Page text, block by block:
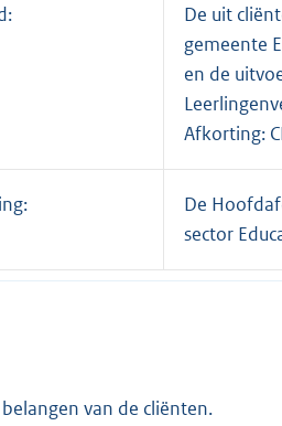
De uit
gemeente
en de
Afkorting:
De
sector
van de cliënten.